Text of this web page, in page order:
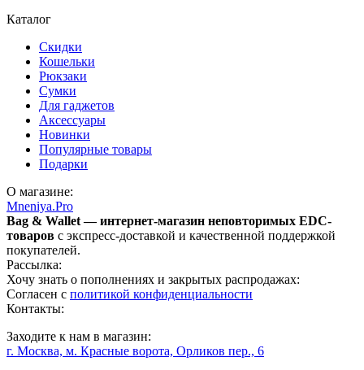
Каталог
Скидки
Кошельки
Рюкзаки
Сумки
Для гаджетов
Аксессуары
Новинки
Популярные товары
Подарки
О магазине:
Mneniya.Pro
Bag & Wallet — интернет-магазин неповторимых EDC-
товаров с экспресс-доставкой и качественной поддержкой
покупателей.
Рассылка:
Хочу знать о пополнениях и закрытых распродажах:
Согласен с политикой конфиденциальности
Контакты:
Заходите к нам в магазин:
г. Москва, м. Красные ворота, Орликов пер., 6